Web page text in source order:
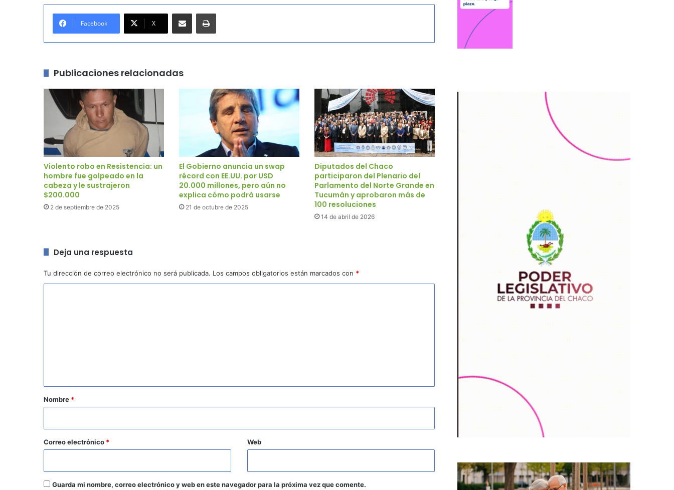
Facebook X
Publicaciones relacionadas
Violento robo en Resistencia: un
hombre fue golpeado en la
cabeza y le sustrajeron
$200.000
2 de septiembre de 2025
El Gobierno anuncia un swap
récord con EE.UU. por USD
20.000 millones, pero aún no
explica cómo podrá usarse
21 de octubre de 2025
Diputados del Chaco
participaron del Plenario del
Parlamento del Norte Grande en
Tucumán y aprobaron más de
100 resoluciones
14 de abril de 2026
Deja una respuesta
Tu dirección de correo electrónico no será publicada. Los campos obligatorios están marcados con *
r
*
Nombre *
Correo electrónico * Web
Guarda mi nombre, correo electrónico y web en este navegador para la próxima vez que comente.